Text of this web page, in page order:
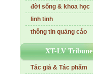
đời sống & khoa học
linh tinh
thông tin quảng cáo
XT-LV Tribune
Tác giả & Tác phẩm